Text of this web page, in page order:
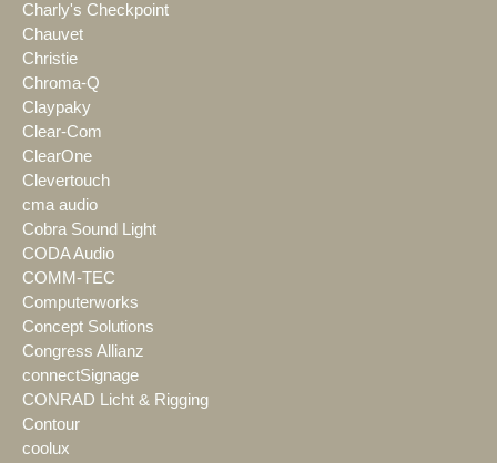
Charly's Checkpoint
Chauvet
Christie
Chroma-Q
Claypaky
Clear-Com
ClearOne
Clevertouch
cma audio
Cobra Sound Light
CODA Audio
COMM-TEC
Computerworks
Concept Solutions
Congress Allianz
connectSignage
CONRAD Licht & Rigging
Contour
coolux